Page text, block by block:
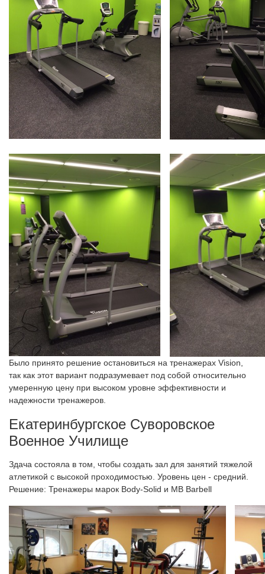
Было принято решение остановиться на тренажерах Vision,
так как этот вариант подразумевает под собой относительно
умеренную цену при высоком уровне эффективности и
надежности тренажеров.
Екатеринбургское Суворовское
Военное Училище
Здача состояла в том, чтобы создать зал для занятий тяжелой
атлетикой с высокой проходимостью. Уровень цен - средний.
Решение: Тренажеры марок Body-Solid и MB Barbell